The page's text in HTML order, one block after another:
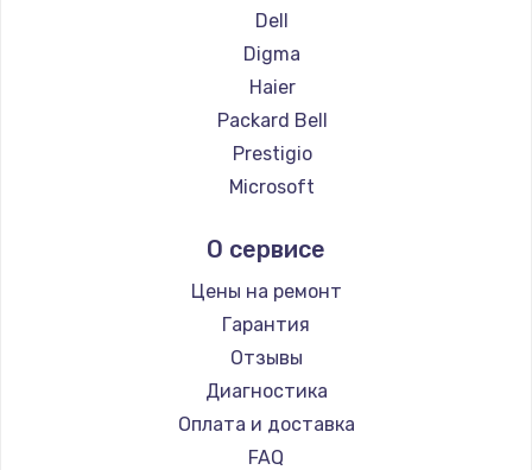
Ремонт ноутбуков Hasee
Ремонт ноутбуков ZTE
Ремонт ноутбуков Hiper
Ремонт ноутбуков Evga
Ремонт ноутбуков Google
Ремонт ноутбуков Echips
Ремонт ноутбуков Predator
Ремонт ноутбуков iru
Ремонт ноутбуков Machenike
Ремонт ноутбуков DEXP
Ремонт ноутбуков Teclast
Ремонт ноутбуков CHUWI
Ремонт ноутбуков Colorful
Dell
Digma
Haier
Packard Bell
Prestigio
Microsoft
Aquarius
Gigabyte
Aorus
Maibenben
Getac
Epson
Philips
О сервисе
Цены на ремонт
Гарантия
Отзывы
Диагностика
Оплата и доставка
FAQ